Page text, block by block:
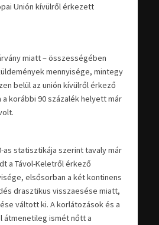
Unión kívülről érkezett
miatt – összességében
mennyisége, mintegy
belül az unión kívülről érkező
korábbi 90 százalék helyett már
as statisztikája szerint tavaly már
a Távol-Keletről érkező
elsősorban a két kontinens
drasztikus visszaesése miatt,
váltott ki. A korlátozások és a
átmenetileg ismét nőtt a